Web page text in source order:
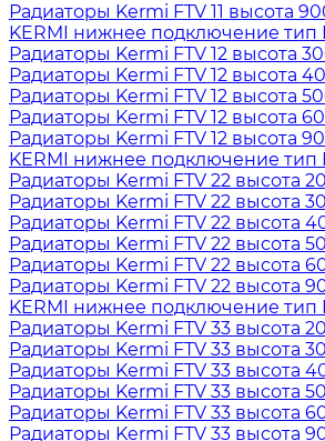
Радиаторы Kermi FTV 11 высота
KERMI нижнее подключение тип
Радиаторы Kermi FTV 12 высота
Радиаторы Kermi FTV 12 высота
Радиаторы Kermi FTV 12 высота
Радиаторы Kermi FTV 12 высота
Радиаторы Kermi FTV 12 высота
KERMI нижнее подключение тип
Радиаторы Kermi FTV 22 высота
Радиаторы Kermi FTV 22 высота
Радиаторы Kermi FTV 22 высота
Радиаторы Kermi FTV 22 высота
Радиаторы Kermi FTV 22 высота
Радиаторы Kermi FTV 22 высота
KERMI нижнее подключение тип
Радиаторы Kermi FTV 33 высота
Радиаторы Kermi FTV 33 высота
Радиаторы Kermi FTV 33 высота
Радиаторы Kermi FTV 33 высота
Радиаторы Kermi FTV 33 высота
Радиаторы Kermi FTV 33 высота